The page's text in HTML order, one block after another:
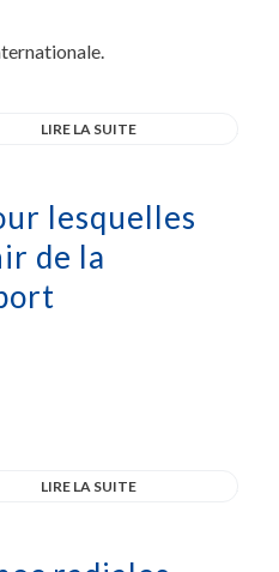
LIRE LA SUITE
lesquelles
de la
LIRE LA SUITE